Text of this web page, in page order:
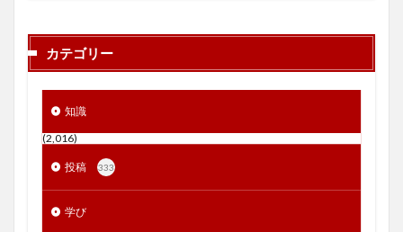
カテゴリー
知識
(2,016)
投稿 333
学び